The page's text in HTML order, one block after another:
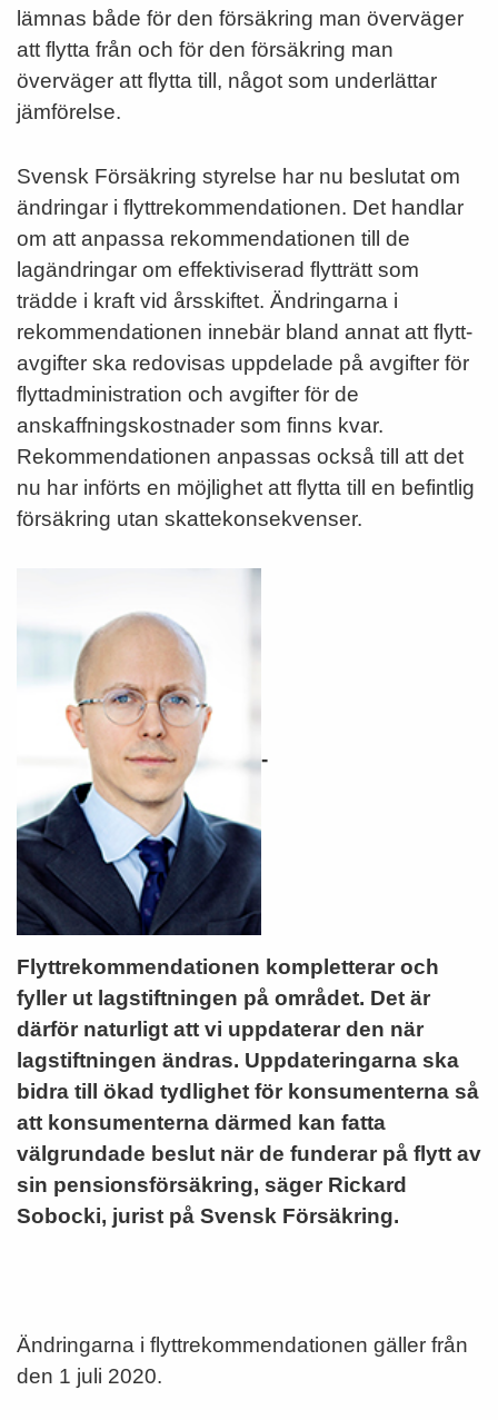
lämnas både för den försäkring man överväger
att flytta från och för den försäkring man
överväger att flytta till, något som underlättar
jäm­för­el­se.
Svensk Försäkring styrelse har nu beslutat om
ändringar i flyttrekommendationen. Det handlar
om att anpassa rekommendationen till de
lagändringar om effektiviserad flytträtt som
trädde i kraft vid årsskiftet. Ändringarna i
rekommendationen innebär bland annat att flytt­
avgifter ska redovisas uppdelade på avgifter för
flyttadministration och avgifter för de
anskaffningskostnader som finns kvar.
Rekommendationen anpassas också till att det
nu har införts en möjlighet att flytta till en befintlig
försäkring utan skatte­konse­kvenser.
-
Flyttrekommendationen kompletterar och
fyller ut lagstiftningen på området. Det är
därför naturligt att vi uppdaterar den när
lagstiftningen ändras. Uppdateringarna ska
bidra till ökad tydlighet för konsumenterna så
att konsumenterna därmed kan fatta
välgrundade beslut när de funderar på flytt av
sin pensionsförsäkring, säger Rickard
Sobocki, jurist på Svensk Försäkring.
Ändringarna i flyttrekommendationen gäller från
den 1 juli 2020.